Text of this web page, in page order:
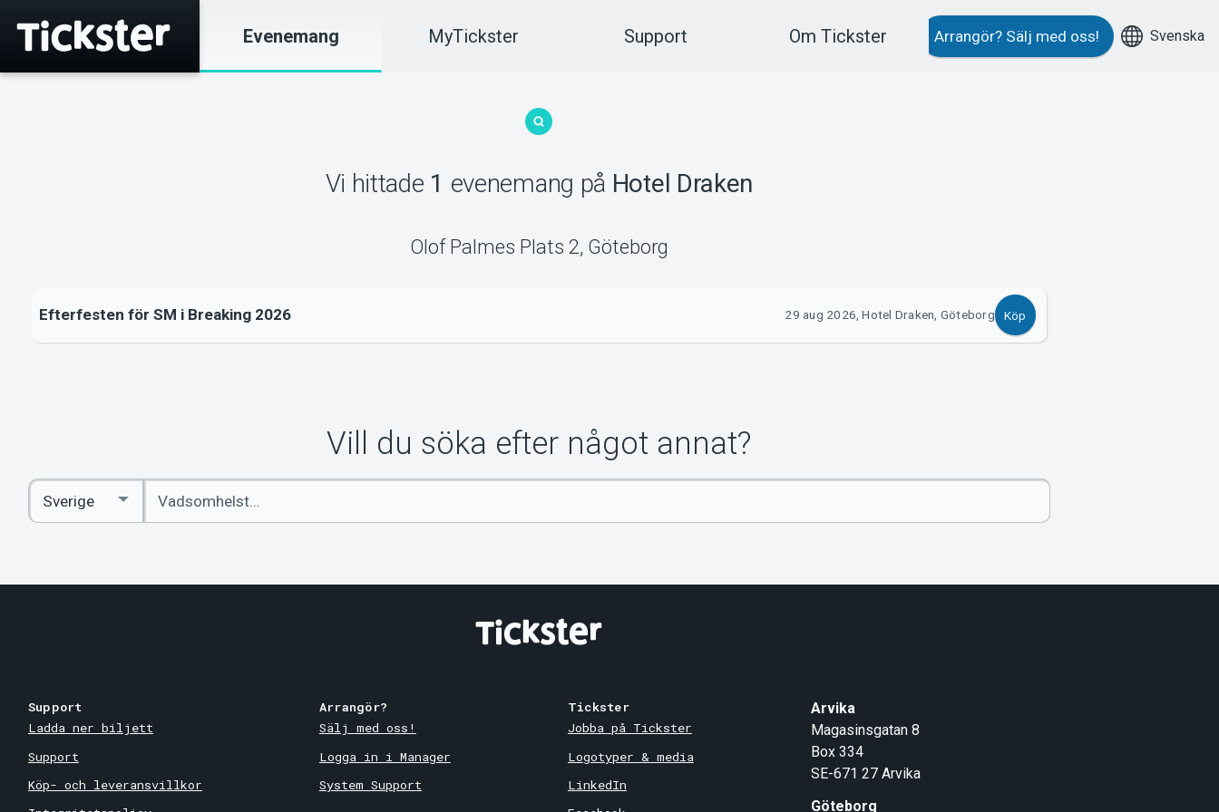
Evenemang MyTickster Support Om Tickster Arrangör? Sälj med oss! Svenska
Vi hittade 1 evenemang på Hotel Draken
Olof Palmes Plats 2, Göteborg
Efterfesten för SM i Breaking 2026 29 aug 2026, Hotel Draken, Göteborg Köp
Vill du söka efter något annat?
Ange
sökord
Select
Country
Support
Ladda ner biljett
Support
Köp- och leveransvillkor
Arrangör?
Sälj med oss!
Logga in i Manager
System Support
Tickster
Jobba på Tickster
Logotyper & media
LinkedIn
Arvika
Magasinsgatan 8
Box 334
SE-671 27 Arvika
Göteborg